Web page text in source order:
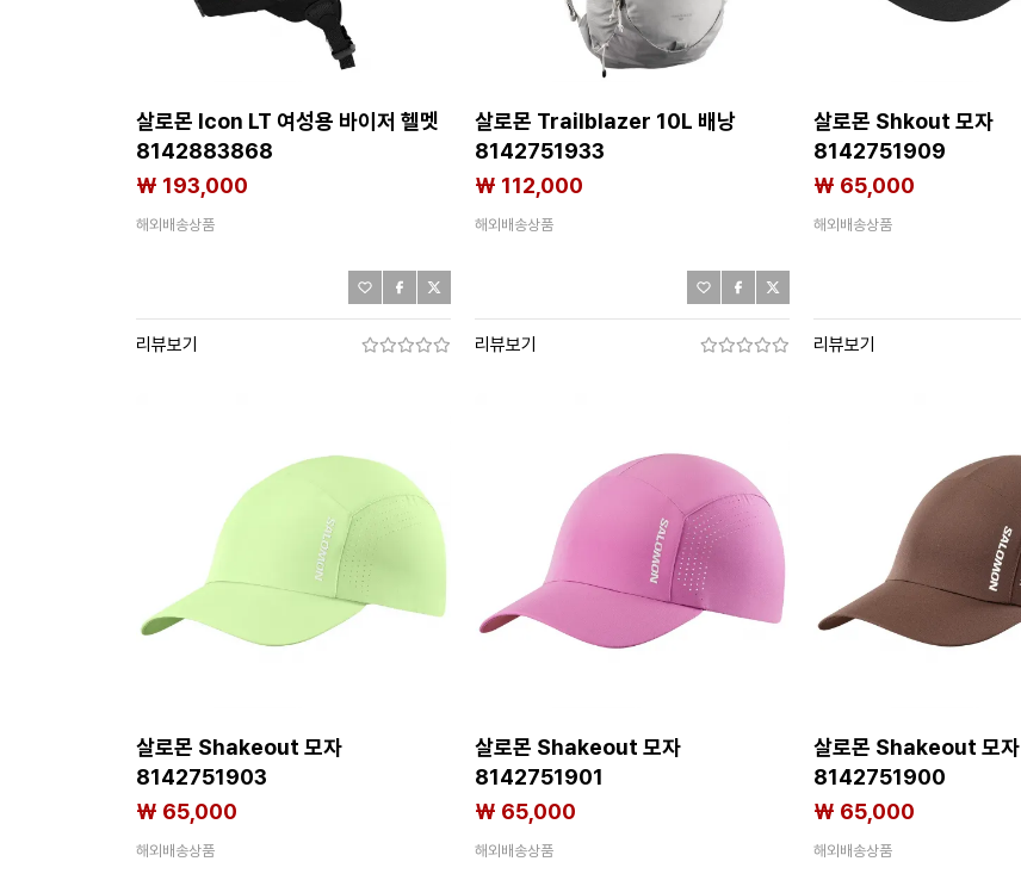
살로몬 Icon LT 여성용 바이저 헬멧
8142883868
₩ 193,000
해외배송상품
리뷰보기
살로몬 Trailblazer 10L 배낭
8142751933
₩ 112,000
해외배송상품
리뷰보기
살로몬 Shkout 모자
8142751909
₩ 65,000
해외배송상품
리뷰보기
살로몬 Shakeout 모자
8142751903
₩ 65,000
해외배송상품
살로몬 Shakeout 모자
8142751901
₩ 65,000
해외배송상품
살로몬 Shakeout 모자
8142751900
₩ 65,000
해외배송상품